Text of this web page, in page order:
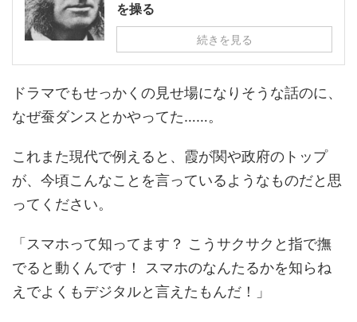
を操る
続きを見る
ドラマでもせっかくの見せ場になりそうな話のに、
なぜ蚕ダンスとかやってた……。
これまた現代で例えると、霞が関や政府のトップ
が、今頃こんなことを言っているようなものだと思
ってください。
「スマホって知ってます？ こうサクサクと指で撫
でると動くんです！ スマホのなんたるかを知らね
えでよくもデジタルと言えたもんだ！」